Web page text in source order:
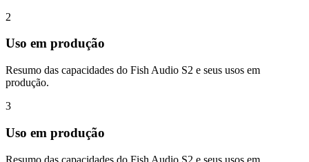
2
Uso em produção
Resumo das capacidades do Fish Audio S2 e seus usos em
produção.
3
Uso em produção
Resumo das capacidades do Fish Audio S2 e seus usos em